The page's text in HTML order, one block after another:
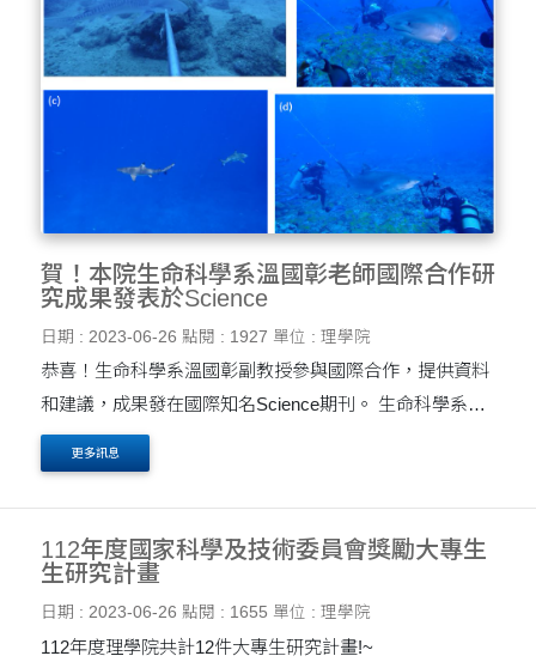
賀！本院生命科學系溫國彰老師國際合作研
究成果發表於Science
日期 : 2023-06-26 點閱 : 1927 單位 : 理學院
恭喜！生命科學系溫國彰副教授參與國際合作，提供資料
和建議，成果發在國際知名Science期刊。 生命科學系溫
國彰副教授參與由澳洲詹姆士庫克大學海洋系
Simpfendorfer教授以及國際魚類研究學者所組成的研究團
隊，共同發....
更多訊息
112年度國家科學及技術委員會獎勵大專生
生研究計畫
日期 : 2023-06-26 點閱 : 1655 單位 : 理學院
112年度理學院共計12件大專生研究計畫!~